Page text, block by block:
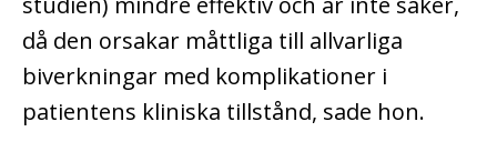
då den orsakar måttliga till allvarliga
biverkningar med komplikationer i
patientens kliniska tillstånd, sade hon.